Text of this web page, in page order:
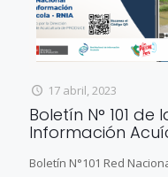
17 abril, 2023
Boletín N° 101
Información
Boletín N°101 Red